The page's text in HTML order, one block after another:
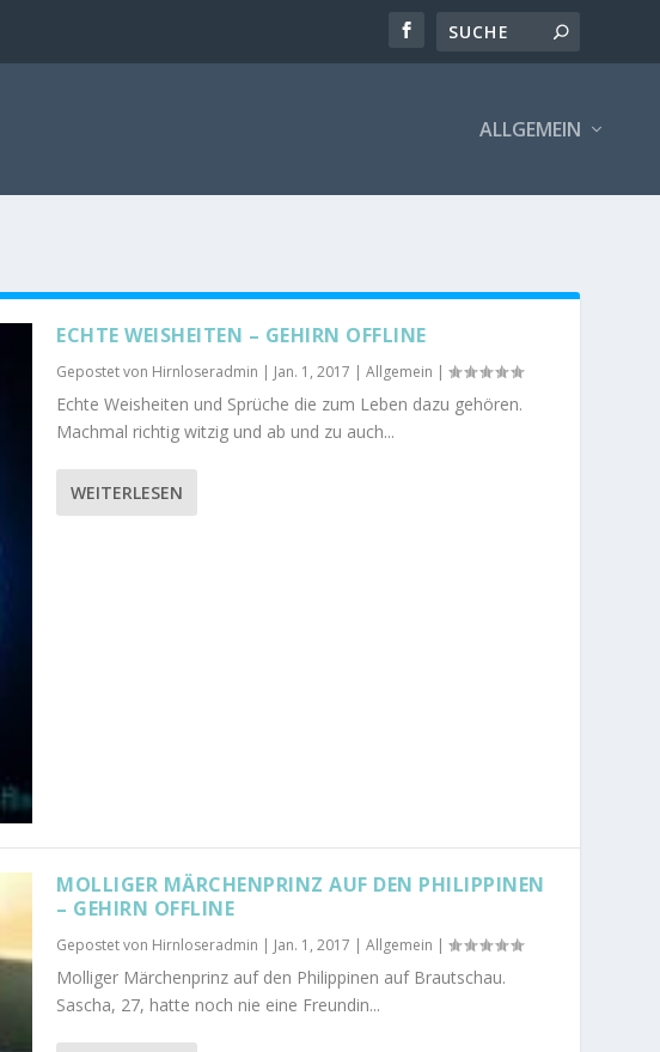
ALLGEMEIN
ECHTE WEISHEITEN – GEHIRN OFFLINE
Gepostet von Hirnloseradmin | Jan. 1, 2017 |Allgemein |
Echte Weisheiten und Sprüche die zum Leben dazu gehören.
Machmal richtig witzig und ab und zu auch...
WEITERLESEN
MOLLIGER MÄRCHENPRINZ AUF DEN PHILIPPINEN
– GEHIRN OFFLINE
Gepostet von Hirnloseradmin | Jan. 1, 2017 |Allgemein |
Molliger Märchenprinz auf den Philippinen auf Brautschau.
Sascha, 27, hatte noch nie eine Freundin...